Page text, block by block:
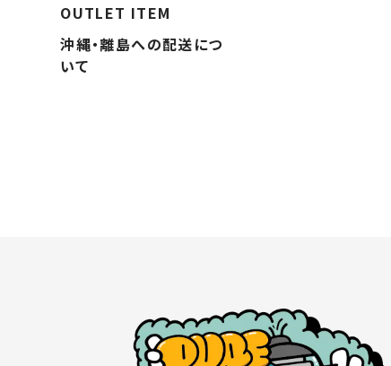
OUTLET ITEM
沖縄・離島への配送につ
いて